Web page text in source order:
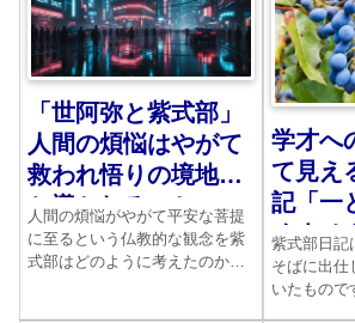
「世阿弥と紫式部」
人間の煩悩はやがて
救われ悟りの境地へ
と導かれるのか
人間の煩悩がやがて平安な菩提
に至るという仏教的な観念を紫
式部はどのように考えたのか。
学才へ
て見え
記「一
めませ
紫式部日記
そばに出仕
いたもので